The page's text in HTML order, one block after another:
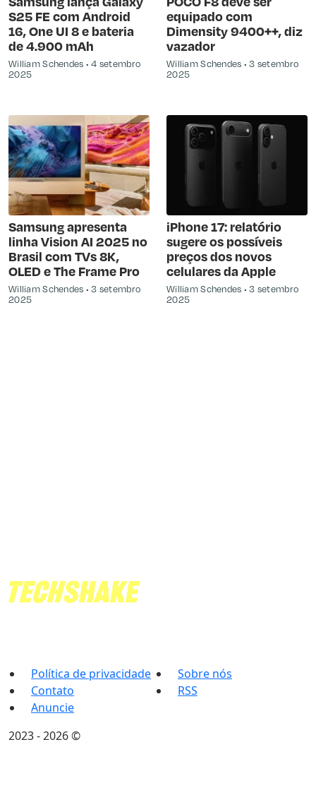
S25 FE com Android
16, One UI 8 e bateria
de 4.900 mAh
William Schendes
4 setembro
2025
equipado com
Dimensity 9400++, diz
vazador
William Schendes
3 setembro
2025
Samsung apresenta
linha Vision AI 2025 no
Brasil com TVs 8K,
OLED e The Frame Pro
William Schendes
3 setembro
2025
iPhone 17: relatório
sugere os possíveis
preços dos novos
celulares da Apple
William Schendes
3 setembro
2025
Política de privacidade
Sobre nós
Contato
RSS
Anuncie
2023 - 2026 ©7Graus